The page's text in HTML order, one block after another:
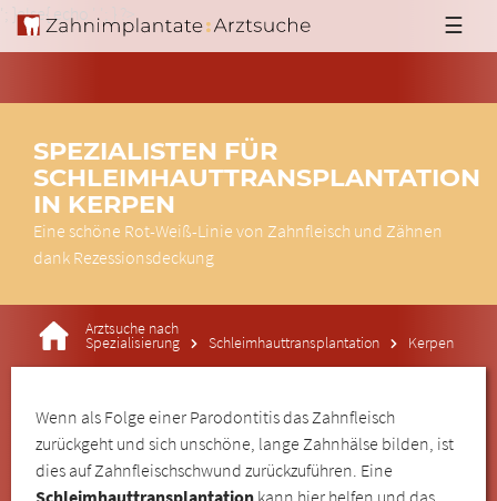
'; }else{ echo ' '; } ?> ☰
SPEZIALISTEN FÜR
SCHLEIMHAUTTRANSPLANTATION
IN KERPEN
Eine schöne Rot-Weiß-Linie von Zahnfleisch und Zähnen
dank Rezessionsdeckung
Arztsuche nach
Spezialisierung Schleimhauttransplantation Kerpen
Wenn als Folge einer Parodontitis das Zahnfleisch
zurückgeht und sich unschöne, lange Zahnhälse bilden, ist
dies auf Zahnfleischschwund zurückzuführen. Eine
Schleimhauttransplantation kann hier helfen und das